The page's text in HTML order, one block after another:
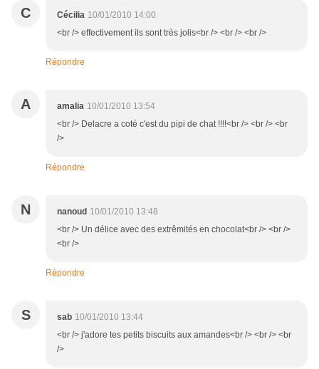
C Cécilia 10/01/2010 14:00
<br /> effectivement ils sont très jolis<br /> <br /> <br />
Répondre
A amalia 10/01/2010 13:54
<br /> Delacre a coté c'est du pipi de chat !!!!<br /> <br /> <br
/>
Répondre
N nanoud 10/01/2010 13:48
<br /> Un délice avec des extrêmités en chocolat<br /> <br />
<br />
Répondre
S sab 10/01/2010 13:44
<br /> j'adore tes petits biscuits aux amandes<br /> <br /> <br
/>